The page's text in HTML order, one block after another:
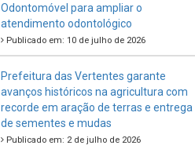
Odontomóvel para ampliar o
atendimento odontológico
Publicado em: 10 de julho de 2026
Prefeitura das Vertentes garante
avanços históricos na agricultura com
recorde em aração de terras e entrega
de sementes e mudas
Publicado em: 2 de julho de 2026